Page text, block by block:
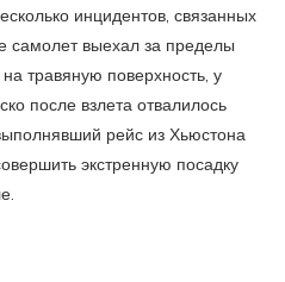
инцидентов, связанных
самолет выехал за пределы
травяную поверхность, у
после взлета отвалилось
рейс из Хьюстона
экстренную посадку